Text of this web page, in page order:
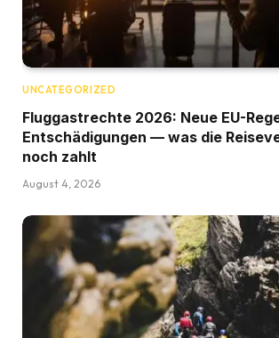
UNCATEGORIZED
Fluggastrechte 2026: Neue EU-
Entschädigungen — was die
noch zahlt
August 4, 2026